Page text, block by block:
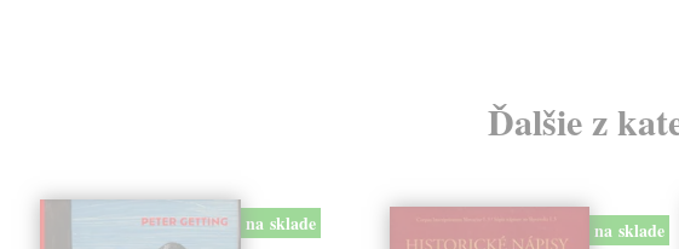
Ďalšie z
na sklade na sklade